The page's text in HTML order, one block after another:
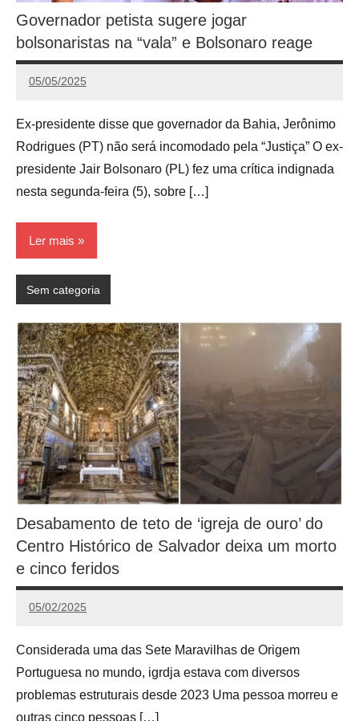
Governador petista sugere jogar
bolsonaristas na “vala” e Bolsonaro reage
05/05/2025
Calango
Ex-presidente disse que governador da Bahia, Jerônimo
Rodrigues (PT) não será incomodado pela “Justiça” O ex-
presidente Jair Bolsonaro (PL) fez uma crítica indignada
nesta segunda-feira (5), sobre […]
Ler mais
Sem categoria
Desabamento de teto de ‘igreja de ouro’ do
Centro Histórico de Salvador deixa um morto
e cinco feridos
05/02/2025
Calango
Considerada uma das Sete Maravilhas de Origem
Portuguesa no mundo, igrdja estava com diversos
problemas estruturais desde 2023 Uma pessoa morreu e
outras cinco pessoas […]